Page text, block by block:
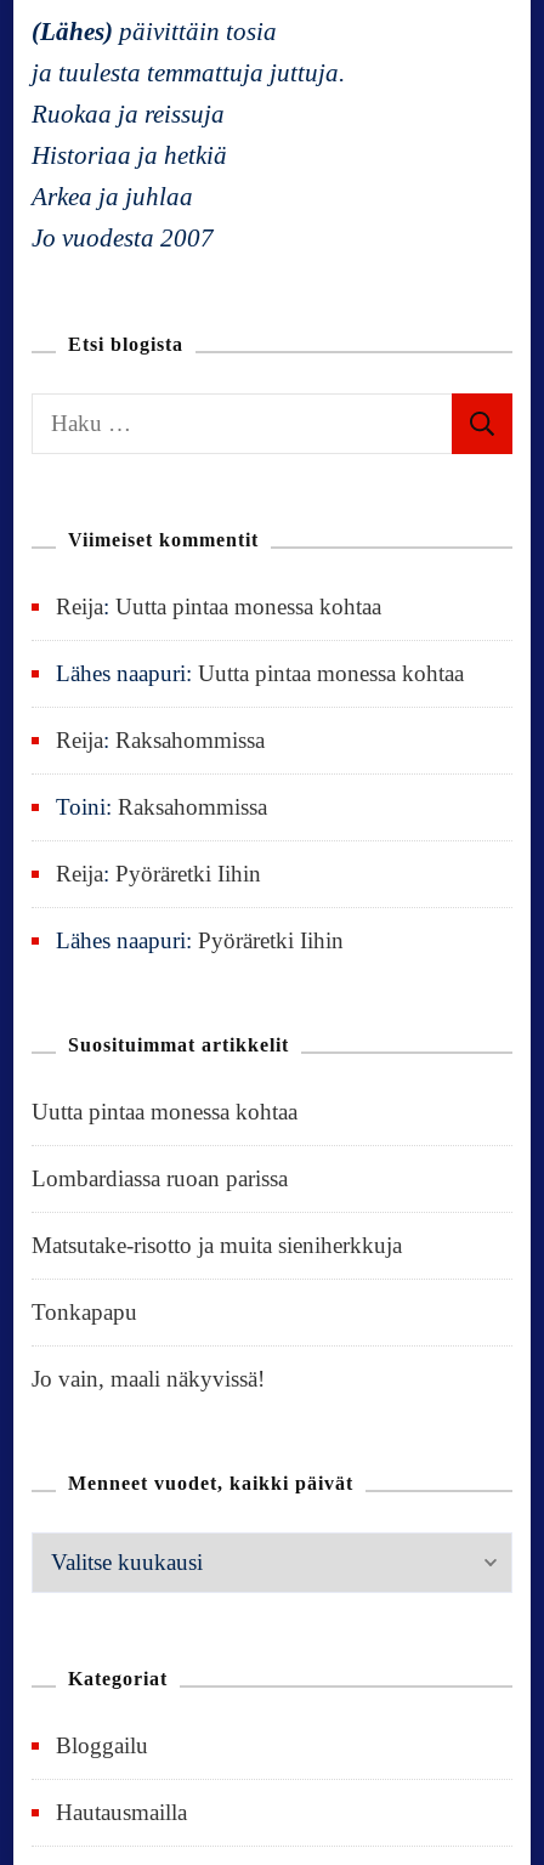
a
v
i
g
t
i
n
(Lähes) päivittäin tosia
ja tuulesta temmattuja juttuja.
Ruokaa ja reissuja
Historiaa ja hetkiä
Arkea ja juhlaa
Jo vuodesta 2007
Etsi blogista
a
Viimeiset kommentit
Reija:Uutta pintaa monessa kohtaa
Lähes naapuri:Uutta pintaa monessa kohtaa
Reija:Raksahommissa
Toini:Raksahommissa
Reija:Pyöräretki Iihin
Lähes naapuri:Pyöräretki Iihin
Suosituimmat artikkelit
Uutta pintaa monessa kohtaa
Lombardiassa ruoan parissa
Matsutake-risotto ja muita sieniherkkuja
Tonkapapu
Jo vain, maali näkyvissä!
Menneet vuodet, kaikki päivät
M
e
e
v
Kategoriat
Bloggailu
Hautausmailla